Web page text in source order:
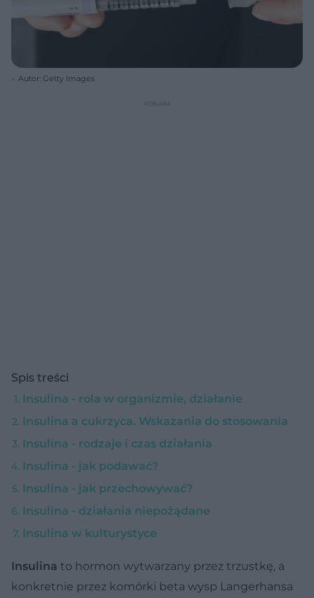
Autor: Getty Images
Spis treści
Insulina - rola w organizmie, działanie
Insulina a cukrzyca. Wskazania do stosowania
Insulina - rodzaje i czas działania
Insulina - jak podawać?
Insulina - jak przechowywać?
Insulina - działania niepożądane
Insulina w kulturystyce
Insulina to hormon wytwarzany przez trzustkę, a
konkretnie przez komórki beta wysp Langerhansa